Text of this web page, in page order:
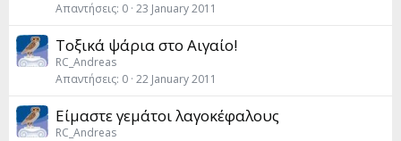
Απαντήσεις 0 23 January 2011
Toξικά ψάρια στο Αιγαίο!
RC_Andreas
Απαντήσεις 0 22 January 2011
Είμαστε γεμάτοι λαγοκέφαλους
RC_Andreas